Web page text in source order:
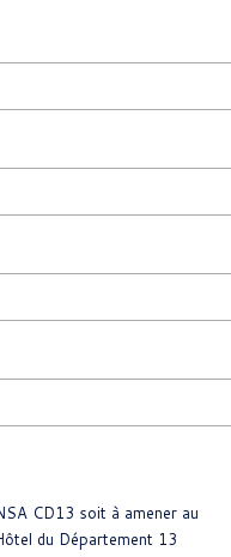
CD13 soit à amener au
du Département 13